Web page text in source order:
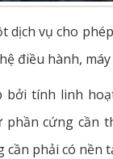
dịch vụ cho
điều hành,
bởi tính linh
cứng cần
phải có nền